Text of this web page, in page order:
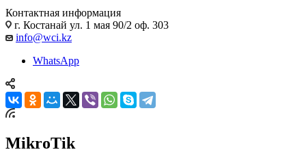
Контактная информация
г. Костанай ул. 1 мая 90/2 оф. 303
info@wci.kz
WhatsApp
MikroTik